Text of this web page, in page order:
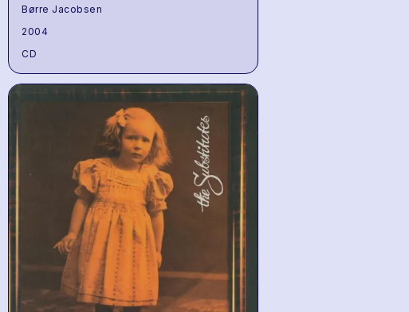
Børre Jacobsen
2004
CD